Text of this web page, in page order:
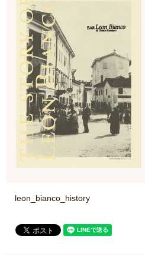
leon_bianco_history